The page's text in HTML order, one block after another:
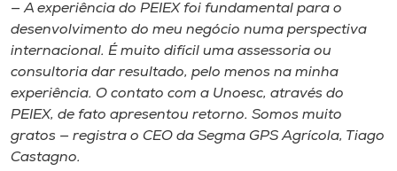
A+
A-
— A experiência do PEIEX foi fundamental para o
desenvolvimento do meu negócio numa perspectiva
internacional. É muito difícil uma assessoria ou
consultoria dar resultado, pelo menos na minha
experiência. O contato com a Unoesc, através do
PEIEX, de fato apresentou retorno. Somos muito
gratos — registra o CEO da Segma GPS Agrícola, Tiago
Castagno.